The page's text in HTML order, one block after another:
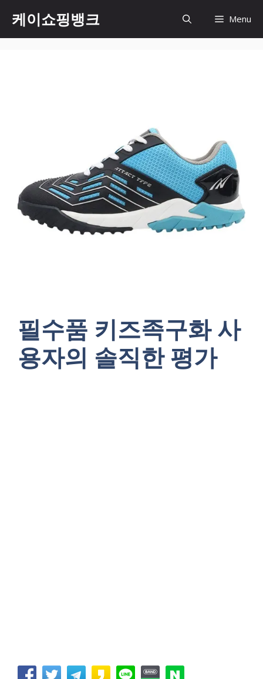
content
케이쇼핑뱅크 Menu
필수품 키즈족구화 사
용자의 솔직한 평가